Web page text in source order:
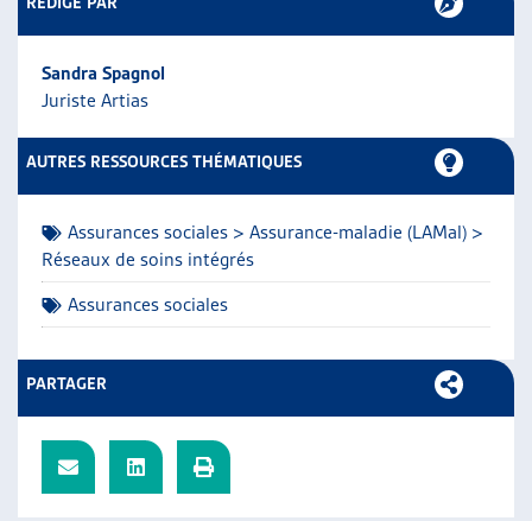
GUIDE SOCIAL ROMAND
ARTIAS
L’ASSOCIATION
PROJETS ET ACTIVITÉS
JOURNÉES D’AUTOMNE
Sandra Spagnol
Juriste Artias
AUTRES RESSOURCES THÉMATIQUES
Assurances sociales > Assurance-maladie (LAMal) >
Réseaux de soins intégrés
Assurances sociales
PARTAGER